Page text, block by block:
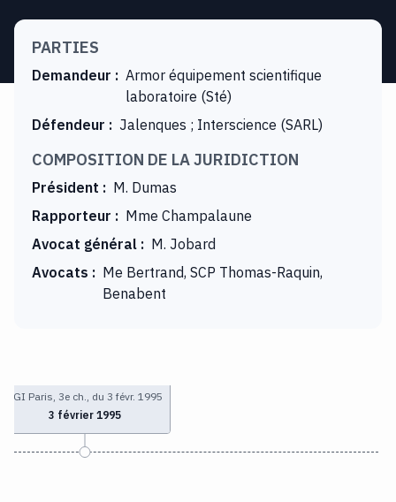
PARTIES
Demandeur : Armor équipement scientifique
laboratoire (Sté)
Défendeur : Jalenques ; Interscience (SARL)
COMPOSITION DE LA JURIDICTION
Président : M. Dumas
Rapporteur : Mme Champalaune
Avocat général : M. Jobard
Avocats : Me Bertrand, SCP Thomas-Raquin,
Benabent
TGI Paris, 3e ch., du 3 févr. 1995
3 février 1995